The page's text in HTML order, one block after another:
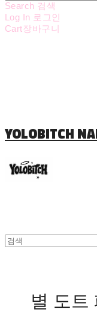
Search 검색
Log In 로그인
Cart장바구니
YOLOBITCH
별 도트